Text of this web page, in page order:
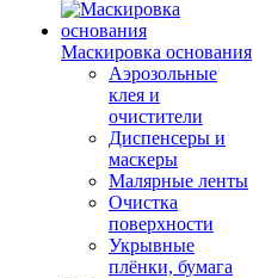
Маскировка основания
Аэрозольные
клея и
очистители
Диспенсеры и
маскеры
Малярные ленты
Очистка
поверхности
Укрывные
плёнки, бумага